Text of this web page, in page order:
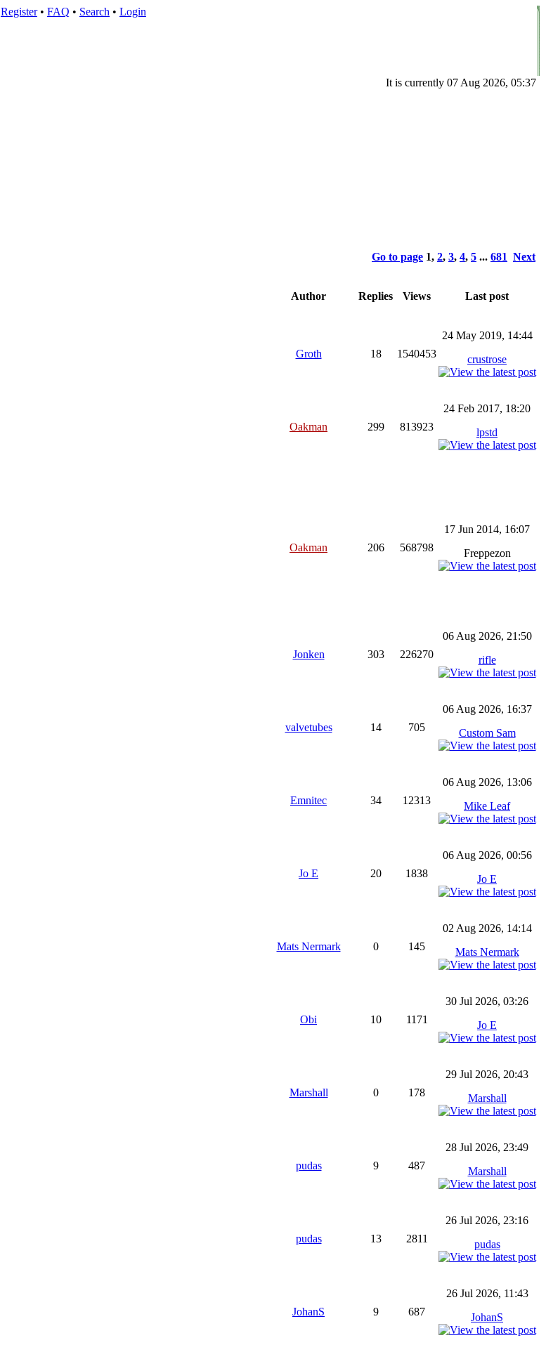
Register• FAQ • Search • Login
It is currently 07 Aug 2026, 05:37
Go to page 1, 2, 3, 4, 5 ... 681 Next
Author Replies Views
Last post
Groth 18 1540453
24 May 2019, 14:44
crustrose
Oakman 299 813923
24 Feb 2017, 18:20
lpstd
Oakman 206 568798
17 Jun 2014, 16:07
Freppezon
Jonken 303 226270
06 Aug 2026, 21:50
rifle
valvetubes 14 705
06 Aug 2026, 16:37
Custom Sam
Emnitec 34 12313
06 Aug 2026, 13:06
Mike Leaf
Jo E 20 1838
06 Aug 2026, 00:56
Jo E
Mats Nermark 0 145
02 Aug 2026, 14:14
Mats Nermark
Obi 10 1171
30 Jul 2026, 03:26
Jo E
Marshall 0 178
29 Jul 2026, 20:43
Marshall
pudas 9 487
28 Jul 2026, 23:49
Marshall
pudas 13 2811
26 Jul 2026, 23:16
pudas
JohanS 9 687
26 Jul 2026, 11:43
JohanS